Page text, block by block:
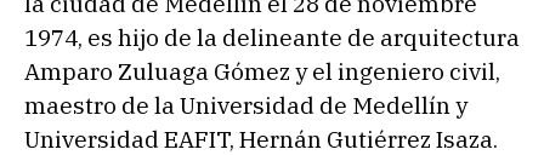
1974, es hijo de la delineante de arquitectura
Amparo Zuluaga Gómez y el ingeniero civil,
maestro de la Universidad de Medellín y
Universidad EAFIT, Hernán Gutiérrez Isaza.